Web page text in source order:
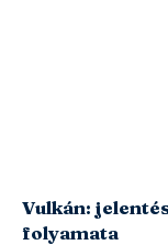
Vulkán:
folyamata